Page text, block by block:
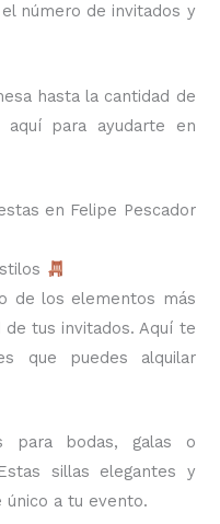
número de invitados y
hasta la cantidad de
aquí para ayudarte en
en Felipe Pescador
de los elementos más
tus invitados. Aquí te
que puedes alquilar
para bodas, galas o
sillas elegantes y
único a tu evento.